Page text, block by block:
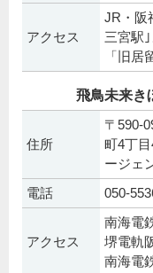
アクセス
JR・阪
三宮駅
「旧
飛鳥未来き
住所
〒590-
町4丁
ージェ
電話 050-
アクセス
南海電
堺電軌
南海電